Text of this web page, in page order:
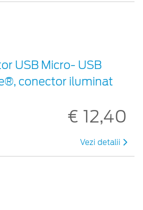
USB Micro- USB
conector iluminat
€ 12,40
Vezi detalii